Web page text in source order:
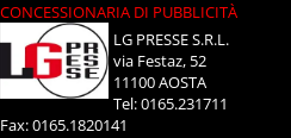
CONCESSIONARIA DI PUBBLICITÀ
LG PRESSE S.R.L.
via Festaz, 52
11100 AOSTA
Tel: 0165.231711
Fax: 0165.1820141